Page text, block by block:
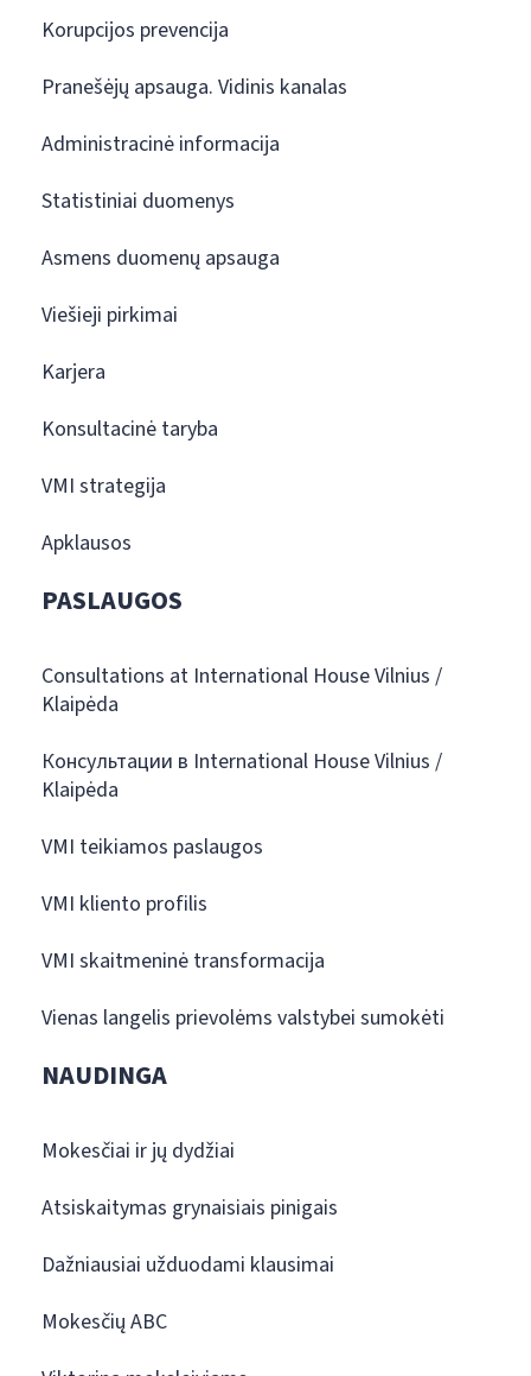
Korupcijos prevencija
Pranešėjų apsauga. Vidinis kanalas
Administracinė informacija
Statistiniai duomenys
Asmens duomenų apsauga
Viešieji pirkimai
Karjera
Konsultacinė taryba
VMI strategija
Apklausos
PASLAUGOS
Consultations at International House Vilnius /
Klaipėda
Консультации в International House Vilnius /
Klaipėda
VMI teikiamos paslaugos
VMI kliento profilis
VMI skaitmeninė transformacija
Vienas langelis prievolėms valstybei sumokėti
NAUDINGA
Mokesčiai ir jų dydžiai
Atsiskaitymas grynaisiais pinigais
Dažniausiai užduodami klausimai
Mokesčių ABC